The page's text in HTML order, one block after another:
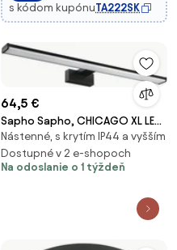
s kódom kupónuTA222SK
64,5 €
Sapho Sapho, CHICAGO XL LED
svietidlo, 600x120x40 mm, 12W,
230 V, plast, čierna matná,
AU470
Nástenné, s krytím IP44 a vyšším
Dostupné v 2 e-shopoch
Na odoslanie o 1 týždeň